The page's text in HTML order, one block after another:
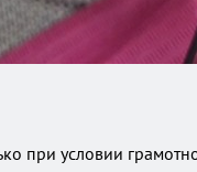
при условии